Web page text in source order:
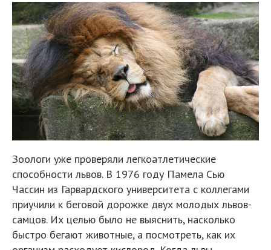
Зоологи уже проверяли легкоатлетические
способности львов. В 1976 году Памела Сью
Чассин из Гарвардского университета с коллегами
приучили к беговой дорожке двух молодых львов-
самцов. Их целью было не выяснить, насколько
быстро бегают животные, а посмотреть, как их